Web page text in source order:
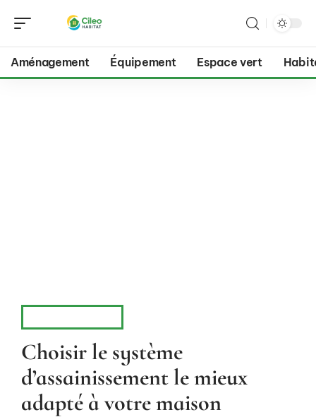
Aménagement Équipement Espace vert
Choisir le système
d’assainissement le mieux
adapté à votre maison